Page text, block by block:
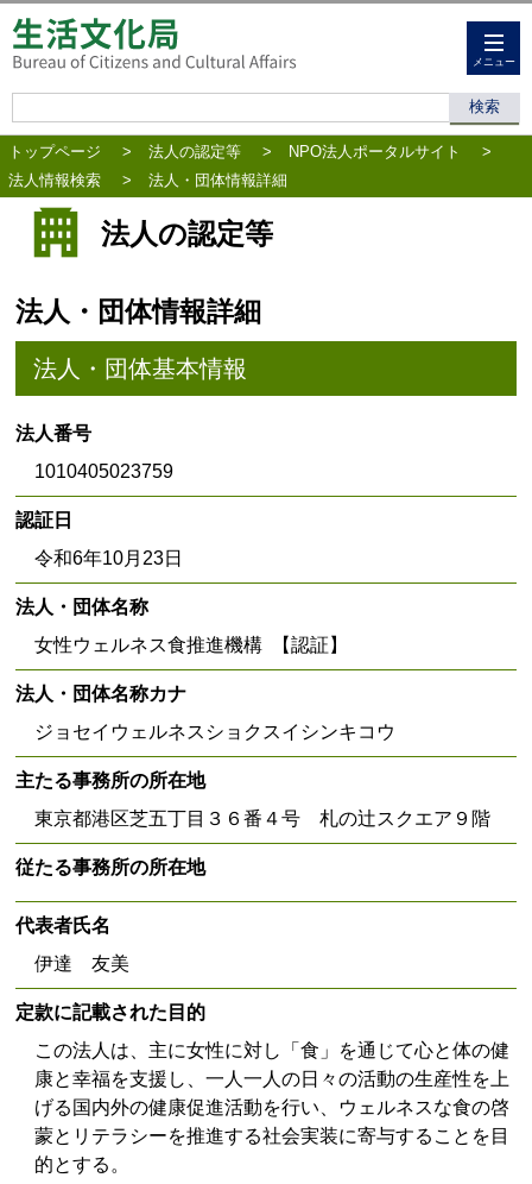
メニュー
トップページ > 法人の認定等 > NPO法人ポータルサイト
>
法人情報検索
> 法人・団体情報詳細
法人の認定等
法人・団体情報詳細
法人・団体基本情報
法人番号
1010405023759
認証日
令和6年10月23日
法人・団体名称
女性ウェルネス食推進機構 【認証】
法人・団体名称カナ
ジョセイウェルネスショクスイシンキコウ
主たる事務所の所在地
東京都港区芝五丁目３６番４号 札の辻スクエア９階
従たる事務所の所在地
代表者氏名
伊達 友美
定款に記載された目的
この法人は、主に女性に対し「食」を通じて心と体の健
康と幸福を支援し、一人一人の日々の活動の生産性を上
げる国内外の健康促進活動を行い、ウェルネスな食の啓
蒙とリテラシーを推進する社会実装に寄与することを目
的とする。